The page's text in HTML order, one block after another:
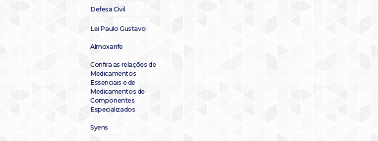
Defesa Civil
Lei Paulo Gustavo
Almoxarife
Confira as relações de
Medicamentos
Essenciais e de
Medicamentos de
Componentes
Especializados
Syens